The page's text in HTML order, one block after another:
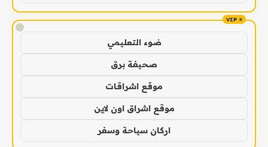
!
ضوء التعليمي
صحيفة برق
موقع اشراقات
موقع اشراق اون لاين
اركان سياحة وسفر